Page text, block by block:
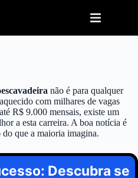
não é para qualquer
com milhares de vagas
R$ 9.000 mensais, existe um
a esta carreira. A boa notícia é
que a maioria imagina.
Descubra se